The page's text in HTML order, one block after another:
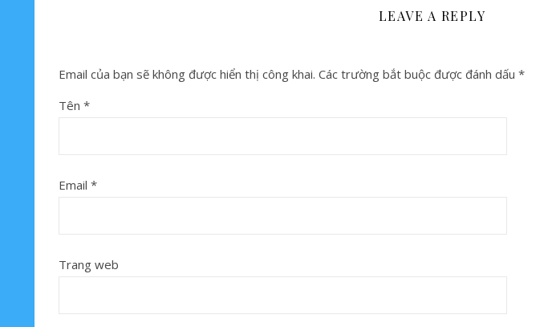
LEAVE A REPLY
Email của bạn sẽ không được hiển thị công khai. Các trường bắt buộc được đánh dấu *
Tên *
Email *
Trang web